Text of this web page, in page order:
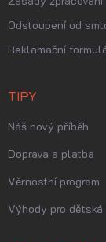
Odstoupení od
Reklamační
TIPY
Náš nový příběh
Doprava a platba
Věrnostní program
Výhody pro